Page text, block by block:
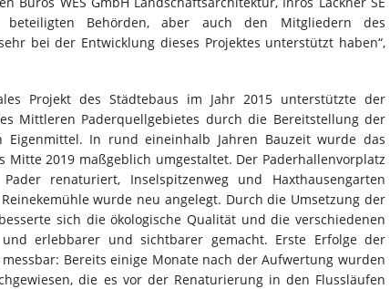
Behörden, aber auch den Mitgliedern des
bei der Entwicklung dieses Projektes unterstützt haben“,
Projekt des Städtebaus im Jahr 2015 unterstützte der
Mittleren Paderquellgebietes durch die Bereitstellung der
Eigenmittel. In rund eineinhalb Jahren Bauzeit wurde das
Mitte 2019 maßgeblich umgestaltet. Der Paderhallenvorplatz
renaturiert, Inselspitzenweg und Haxthausengarten
wurde neu angelegt. Durch die Umsetzung der
sich die ökologische Qualität und die verschiedenen
erlebbarer und sichtbarer gemacht. Erste Erfolge der
Bereits einige Monate nach der Aufwertung wurden
die es vor der Renaturierung in den Flussläufen